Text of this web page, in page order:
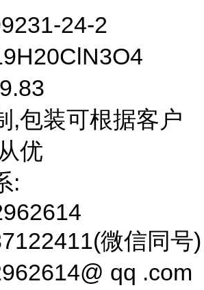
24-2
,包装可根据客户
优
:
微信同号)
qq .com